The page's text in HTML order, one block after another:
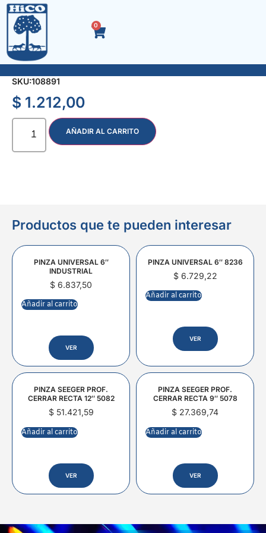
0
SEMILLA Nº 13 x 75 gr.
SKU:108891
$ 1.212,00
AÑADIR AL CARRITO
Productos que te pueden interesar
PINZA UNIVERSAL 6″
INDUSTRIAL
$ 6.837,50
Añadir al carrito
VER
PINZA UNIVERSAL 6″ 8236
$6.729,22
Añadir al carrito
VER
PINZA SEEGER PROF.
CERRAR RECTA 12″ 5082
$51.421,59
Añadir al carrito
VER
PINZA SEEGER PROF.
CERRAR RECTA 9″ 5078
$ 27.369,74
Añadir al carrito
VER